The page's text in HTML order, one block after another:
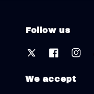
Follow us
We accept